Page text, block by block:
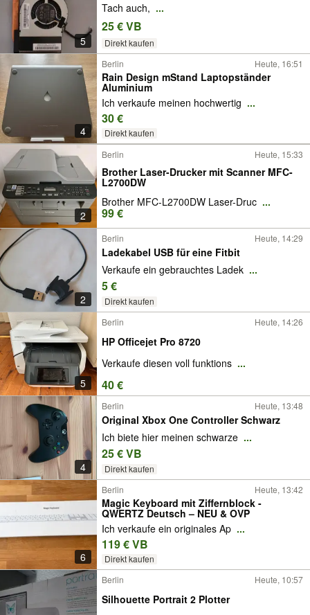
5
Tach auch, ...
25 € VB
Direkt kaufen
4
Berlin Heute, 16:51
Rain Design mStand Laptopständer
Aluminium
Ich verkaufe meinen hochwertig ...
30 €
Direkt kaufen
2
Berlin Heute, 15:33
Brother Laser-Drucker mit Scanner MFC-
L2700DW
Brother MFC-L2700DW Laser-Druc ...
99 €
2
Berlin Heute, 14:29
Ladekabel USB für eine Fitbit
Verkaufe ein gebrauchtes Ladek ...
5 €
Direkt kaufen
5
Berlin Heute, 14:26
HP Officejet Pro 8720
Verkaufe diesen voll funktions ...
40 €
4
Berlin Heute, 13:48
Original Xbox One Controller Schwarz
Ich biete hier meinen schwarze ...
25 € VB
Direkt kaufen
6
Berlin Heute, 13:42
Magic Keyboard mit Ziffernblock -
QWERTZ Deutsch – NEU & OVP
Ich verkaufe ein originales Ap ...
119 € VB
Direkt kaufen
Berlin
Heute, 10:57
Silhouette Portrait 2 Plotter